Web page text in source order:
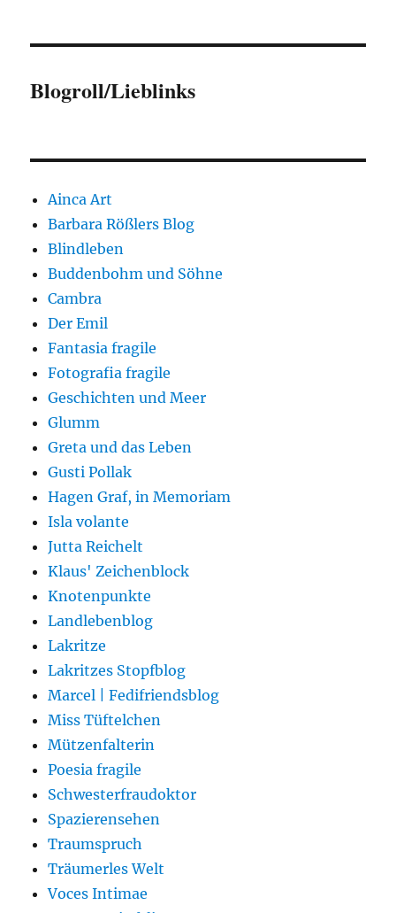
Blogroll/Lieblinks
Ainca Art
Barbara Rößlers Blog
Blindleben
Buddenbohm und Söhne
Cambra
Der Emil
Fantasia fragile
Fotografia fragile
Geschichten und Meer
Glumm
Greta und das Leben
Gusti Pollak
Hagen Graf, in Memoriam
Isla volante
Jutta Reichelt
Klaus' Zeichenblock
Knotenpunkte
Landlebenblog
Lakritze
Lakritzes Stopfblog
Marcel | Fedifriendsblog
Miss Tüftelchen
Mützenfalterin
Poesia fragile
Schwesterfraudoktor
Spazierensehen
Traumspruch
Träumerles Welt
Voces Intimae